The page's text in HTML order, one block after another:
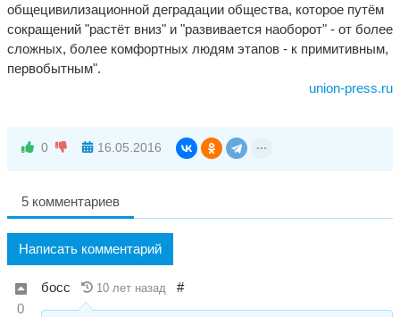
общецивилизационной деградации общества, которое путём
сокращений "растёт вниз" и "развивается наоборот" - от более
сложных, более комфортных людям этапов - к примитивным,
первобытным".
union-press.ru
0 16.05.2016
5 комментариев
Написать комментарий
0
босс 10 лет назад #